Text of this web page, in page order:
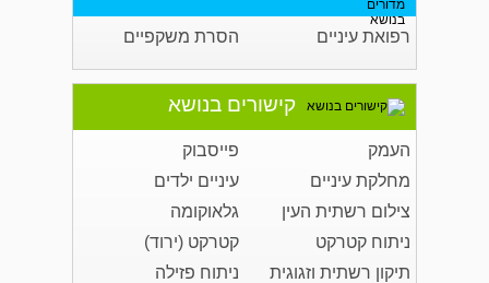
רפואת עיניים הסרת משקפיים
קישורים בנושא
העמק
פייסבוק
מחלקת עיניים
עיניים ילדים
צילום רשתית העין
גלאוקומה
ניתוח קטרקט
קטרקט (ירוד)
תיקון רשתית וזגוגית
ניתוח פזילה